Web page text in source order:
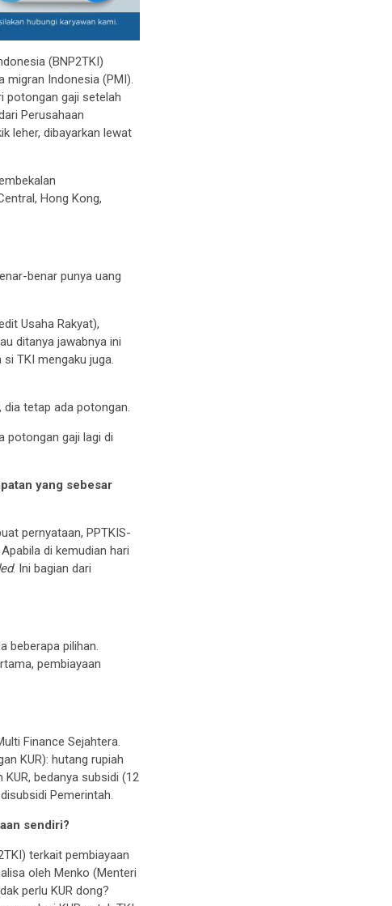
(BNP2TKI)
migran Indonesia (PMI).
potongan gaji setelah
Perusahaan
leher, dibayarkan lewat
Hong Kong,
benar punya uang
Usaha Rakyat),
ditanya jawabnya ini
TKI mengaku juga.
dia tetap ada potongan.
potongan gaji lagi di
yang sebesar
pernyataan, PPTKIS-
di kemudian hari
. Ini bagian dari
beberapa pilihan.
pembiayaan
Finance Sejahtera.
KUR): hutang rupiah
bedanya subsidi (12
Pemerintah.
sendiri?
terkait pembiayaan
oleh Menko (Menteri
perlu KUR dong?